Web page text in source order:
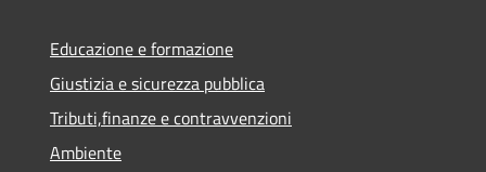
Educazione e formazione
Giustizia e sicurezza pubblica
Tributi,finanze e contravvenzioni
Ambiente